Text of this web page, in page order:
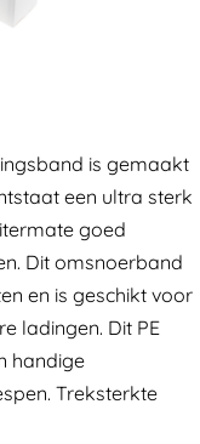
is gemaakt
een ultra sterk
goed
Dit omsnoerband
en is geschikt voor
ladingen. Dit PE
handige
Treksterkte